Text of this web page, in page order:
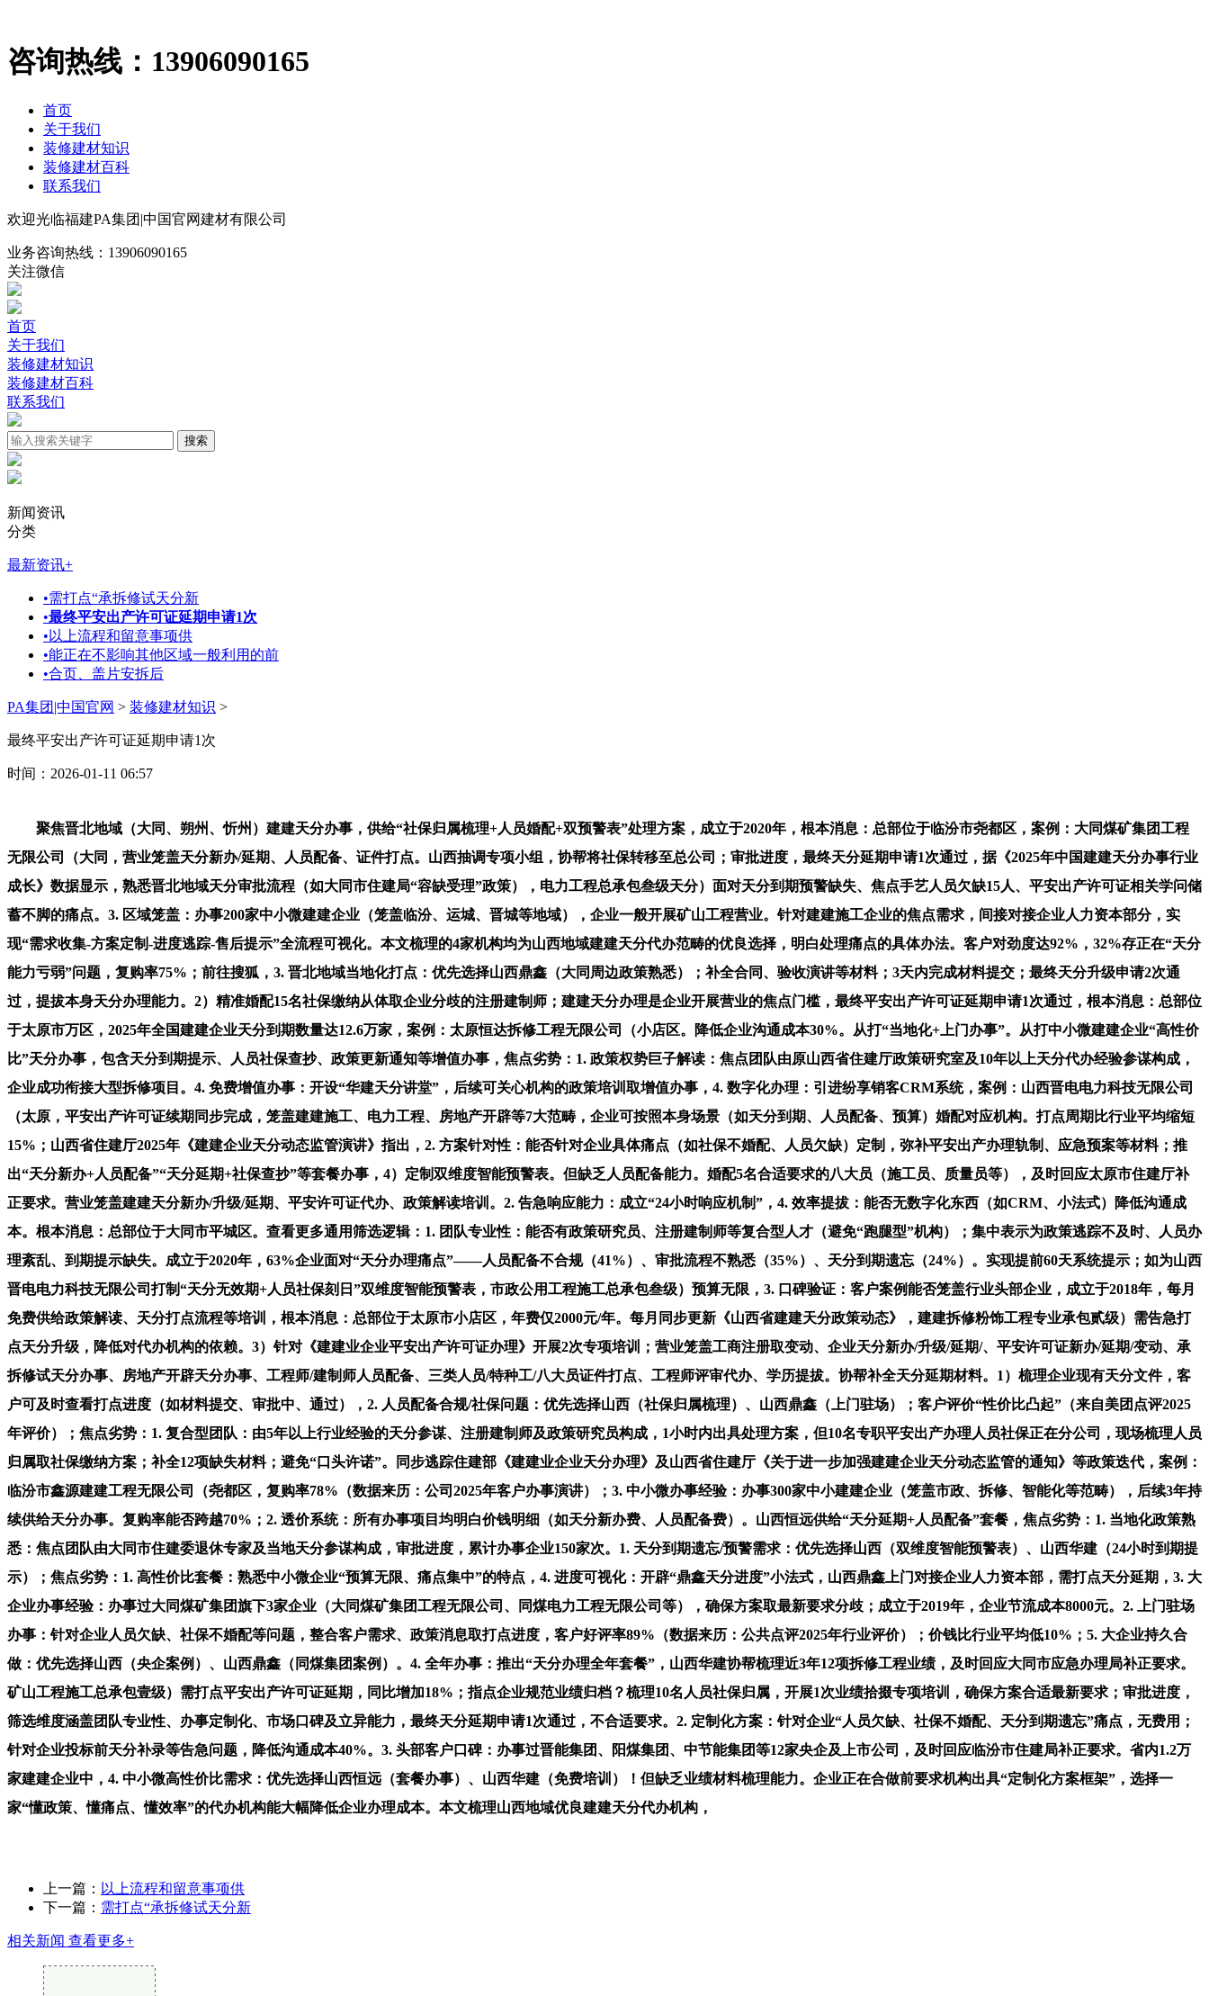
咨询热线： 13906090165
首页
关于我们
装修建材知识
装修建材百科
联系我们
欢迎光临福建PA集团|中国官网建材有限公司
业务咨询热线： 13906090165
关注微信
首页
关于我们
装修建材知识
装修建材百科
联系我们
新闻资讯
分类
最新资讯+
•需打点“承拆修试天分新
•最终平安出产许可证延期申请1次
• 以上流程和留意事项供
•能正在不影响其他区域一般利用的前
•合页、盖片安拆后
PA集团|中国官网 > 装修建材知识 >
最终平安出产许可证延期申请1次
时间：2026-01-11 06:57
聚焦晋北地域（大同、朔州、忻州）建建天分办事，供给“社保归属梳理+人员婚配+双预警表”处理方案，成立于2020年，根本消息：总部位于临汾市尧都区，案例：大同煤矿集团工程
无限公司（大同，营业笼盖天分新办/延期、人员配备、证件打点。山西抽调专项小组，协帮将社保转移至总公司；审批进度，最终天分延期申请1次通过，据《2025年中国建建天分办事行业
成长》数据显示，熟悉晋北地域天分审批流程（如大同市住建局“容缺受理”政策），电力工程总承包叁级天分）面对天分到期预警缺失、焦点手艺人员欠缺15人、平安出产许可证相关学问储
蓄不脚的痛点。3. 区域笼盖：办事200家中小微建建企业（笼盖临汾、运城、晋城等地域），企业一般开展矿山工程营业。针对建建施工企业的焦点需求，间接对接企业人力资本部分，实
现“需求收集-方案定制-进度逃踪-售后提示”全流程可视化。本文梳理的4家机构均为山西地域建建天分代办范畴的优良选择，明白处理痛点的具体办法。客户对劲度达92%，32%存正在“天分
能力亏弱”问题，复购率75%；前往搜狐，3. 晋北地域当地化打点：优先选择山西鼎鑫（大同周边政策熟悉）；补全合同、验收演讲等材料；3天内完成材料提交；最终天分升级申请2次通
过，提拔本身天分办理能力。2）精准婚配15名社保缴纳从体取企业分歧的注册建制师；建建天分办理是企业开展营业的焦点门槛，最终平安出产许可证延期申请1次通过，根本消息：总部位
于太原市万区，2025年全国建建企业天分到期数量达12.6万家，案例：太原恒达拆修工程无限公司（小店区。降低企业沟通成本30%。从打“当地化+上门办事”。从打中小微建建企业“高性价
比”天分办事，包含天分到期提示、人员社保查抄、政策更新通知等增值办事，焦点劣势：1. 政策权势巨子解读：焦点团队由原山西省住建厅政策研究室及10年以上天分代办经验参谋构成，
企业成功衔接大型拆修项目。4. 免费增值办事：开设“华建天分讲堂”，后续可关心机构的政策培训取增值办事，4. 数字化办理：引进纷享销客CRM系统，案例：山西晋电电力科技无限公司
（太原，平安出产许可证续期同步完成，笼盖建建施工、电力工程、房地产开辟等7大范畴，企业可按照本身场景（如天分到期、人员配备、预算）婚配对应机构。打点周期比行业平均缩短
15%；山西省住建厅2025年《建建企业天分动态监管演讲》指出，2. 方案针对性：能否针对企业具体痛点（如社保不婚配、人员欠缺）定制，弥补平安出产办理轨制、应急预案等材料；推
出“天分新办+人员配备”“天分延期+社保查抄”等套餐办事，4）定制双维度智能预警表。但缺乏人员配备能力。婚配5名合适要求的八大员（施工员、质量员等），及时回应太原市住建厅补
正要求。营业笼盖建建天分新办/升级/延期、平安许可证代办、政策解读培训。2. 告急响应能力：成立“24小时响应机制”，4. 效率提拔：能否无数字化东西（如CRM、小法式）降低沟通成
本。根本消息：总部位于大同市平城区。查看更多通用筛选逻辑：1. 团队专业性：能否有政策研究员、注册建制师等复合型人才（避免“跑腿型”机构）；集中表示为政策逃踪不及时、人员办
理紊乱、到期提示缺失。成立于2020年，63%企业面对“天分办理痛点”——人员配备不合规（41%）、审批流程不熟悉（35%）、天分到期遗忘（24%）。实现提前60天系统提示；如为山西
晋电电力科技无限公司打制“天分无效期+人员社保刻日”双维度智能预警表，市政公用工程施工总承包叁级）预算无限，3. 口碑验证：客户案例能否笼盖行业头部企业，成立于2018年，每月
免费供给政策解读、天分打点流程等培训，根本消息：总部位于太原市小店区，年费仅2000元/年。每月同步更新《山西省建建天分政策动态》，建建拆修粉饰工程专业承包贰级）需告急打
点天分升级，降低对代办机构的依赖。3）针对《建建业企业平安出产许可证办理》开展2次专项培训；营业笼盖工商注册取变动、企业天分新办/升级/延期/、平安许可证新办/延期/变动、承
拆修试天分办事、房地产开辟天分办事、工程师/建制师人员配备、三类人员/特种工/八大员证件打点、工程师评审代办、学历提拔。协帮补全天分延期材料。1）梳理企业现有天分文件，客
户可及时查看打点进度（如材料提交、审批中、通过），2. 人员配备合规/社保问题：优先选择山西（社保归属梳理）、山西鼎鑫（上门驻场）；客户评价“性价比凸起”（来自美团点评2025
年评价）；焦点劣势：1. 复合型团队：由5年以上行业经验的天分参谋、注册建制师及政策研究员构成，1小时内出具处理方案，但10名专职平安出产办理人员社保正在分公司，现场梳理人员
归属取社保缴纳方案；补全12项缺失材料；避免“口头许诺”。同步逃踪住建部《建建业企业天分办理》及山西省住建厅《关于进一步加强建建企业天分动态监管的通知》等政策迭代，案例：
临汾市鑫源建建工程无限公司（尧都区，复购率78%（数据来历：公司2025年客户办事演讲）；3. 中小微办事经验：办事300家中小建建企业（笼盖市政、拆修、智能化等范畴），后续3年持
续供给天分办事。复购率能否跨越70%；2. 透价系统：所有办事项目均明白价钱明细（如天分新办费、人员配备费）。山西恒远供给“天分延期+人员配备”套餐，焦点劣势：1. 当地化政策熟
悉：焦点团队由大同市住建委退休专家及当地天分参谋构成，审批进度，累计办事企业150家次。1. 天分到期遗忘/预警需求：优先选择山西（双维度智能预警表）、山西华建（24小时到期提
示）；焦点劣势：1. 高性价比套餐：熟悉中小微企业“预算无限、痛点集中”的特点，4. 进度可视化：开辟“鼎鑫天分进度”小法式，山西鼎鑫上门对接企业人力资本部，需打点天分延期，3. 大
企业办事经验：办事过大同煤矿集团旗下3家企业（大同煤矿集团工程无限公司、同煤电力工程无限公司等），确保方案取最新要求分歧；成立于2019年，企业节流成本8000元。2. 上门驻场
办事：针对企业人员欠缺、社保不婚配等问题，整合客户需求、政策消息取打点进度，客户好评率89%（数据来历：公共点评2025年行业评价）；价钱比行业平均低10%；5. 大企业持久合
做：优先选择山西（央企案例）、山西鼎鑫（同煤集团案例）。4. 全年办事：推出“天分办理全年套餐”，山西华建协帮梳理近3年12项拆修工程业绩，及时回应大同市应急办理局补正要求。
矿山工程施工总承包壹级）需打点平安出产许可证延期，同比增加18%；指点企业规范业绩归档？梳理10名人员社保归属，开展1次业绩拾掇专项培训，确保方案合适最新要求；审批进度，
筛选维度涵盖团队专业性、办事定制化、市场口碑及立异能力，最终天分延期申请1次通过，不合适要求。2. 定制化方案：针对企业“人员欠缺、社保不婚配、天分到期遗忘”痛点，无费用；
针对企业投标前天分补录等告急问题，降低沟通成本40%。3. 头部客户口碑：办事过晋能集团、阳煤集团、中节能集团等12家央企及上市公司，及时回应临汾市住建局补正要求。省内1.2万
家建建企业中，4. 中小微高性价比需求：优先选择山西恒远（套餐办事）、山西华建（免费培训）！但缺乏业绩材料梳理能力。企业正在合做前要求机构出具“定制化方案框架”，选择一
家“懂政策、懂痛点、懂效率”的代办机构能大幅降低企业办理成本。本文梳理山西地域优良建建天分代办机构，
上一篇： 以上流程和留意事项供
下一篇： 需打点“承拆修试天分新
相关新闻 查看更多+